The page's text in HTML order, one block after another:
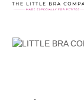
Bildergalerie